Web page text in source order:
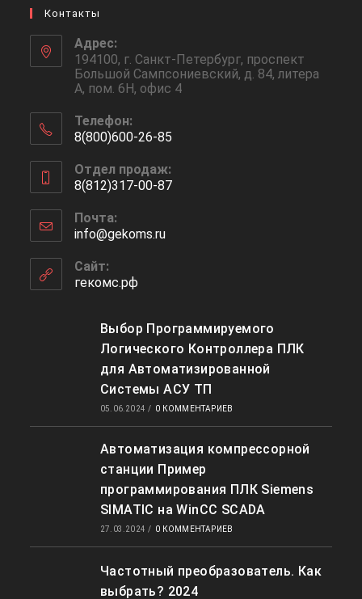
Контакты
Адрес:
194100, г. Санкт-Петербург, проспект
Большой Сампсониевский, д. 84, литера
А, пом. 6Н, офис 4
Телефон:
8(800)600-26-85
Отдел продаж:
8(812)317-00-87
Почта:
info@gekoms.ru
Сайт:
гекомс.рф
Выбор Программируемого
Логического Контроллера ПЛК
для Автоматизированной
Системы АСУ ТП
05.06.2024 / 0 КОММЕНТАРИЕВ
Автоматизация компрессорной
станции Пример
программирования ПЛК Siemens
SIMATIC на WinCC SCADA
27.03.2024 / 0 КОММЕНТАРИЕВ
Частотный преобразователь. Как
выбрать? 2024